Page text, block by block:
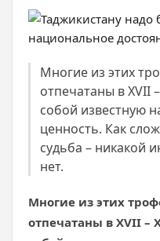
Многие из этих
отпечатаны в XVII
собой известную
ценность. Как
судьба – никакой
нет.
Многие из этих
отпечатаны в XVII –